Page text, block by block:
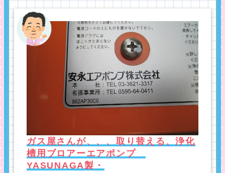
ガス屋さんが、、、取り替える、浄化
槽用ブロアーエアポンプ
YASUNAGA製・